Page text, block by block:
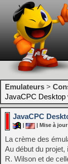
Emulateurs >
JavaCPC Desktop
JavaCPC
| Mise à
La crème des
Au début du
R. Wilson et de